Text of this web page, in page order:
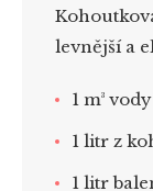
levnější a
1 m³
1 litr z
1 litr